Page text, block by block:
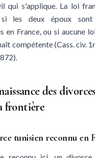
qui s'applique. La loi
les deux époux sont
en France, ou si aucune
compétente (Cass. civ.
des
frontière
tunisien reconnu en